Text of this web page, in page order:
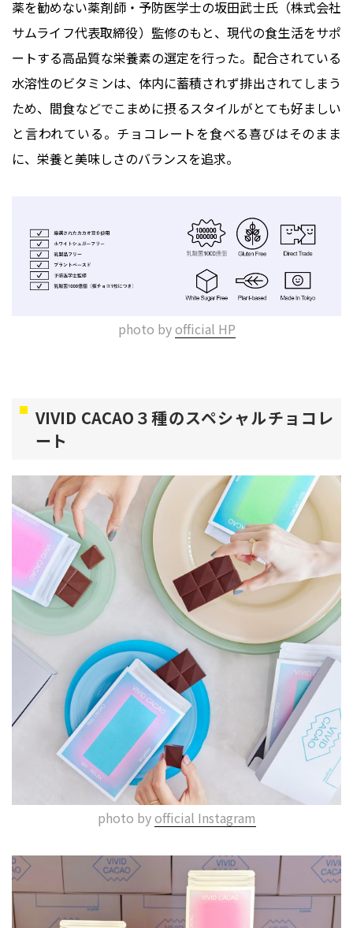
薬を勧めない薬剤師・予防医学士の坂田武士氏（株式会社
サムライフ代表取締役）監修のもと、現代の食生活をサポ
ートする高品質な栄養素の選定を行った。配合されている
水溶性のビタミンは、体内に蓄積されず排出されてしまう
ため、間食などでこまめに摂るスタイルがとても好ましい
と言われている。チョコレートを食べる喜びはそのまま
に、栄養と美味しさのバランスを追求。
photo byofficial HP
VIVID CACAO３種のスペシャルチョコレ
ート
photo byofficial Instagram